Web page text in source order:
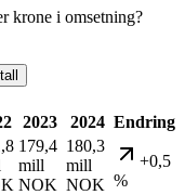
krone i omsetning?
2023 2024 Endring
179,4
mill
NOK
180,3
mill
NOK
+0,5
%